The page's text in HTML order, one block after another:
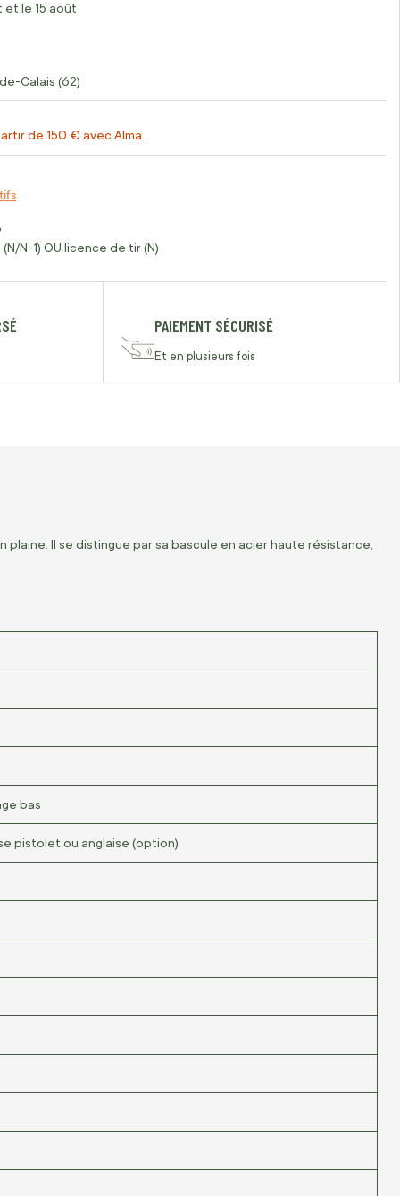
et le 15 août
Calais (62)
de 150 € avec Alma.
N-1) OU licence de tir (N)
PAIEMENT SÉCURISÉ
Et en plusieurs fois
Il se distingue par sa bascule en acier haute résistance,
bas
pistolet ou anglaise (option)